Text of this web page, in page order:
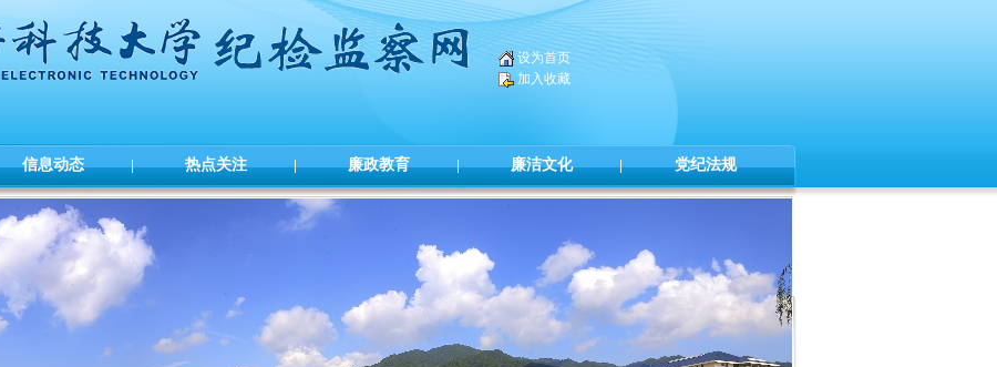
设为首页
加入收藏
信息动态 | 热点关注 | 廉政教育 | 廉洁文化 | 党纪法规